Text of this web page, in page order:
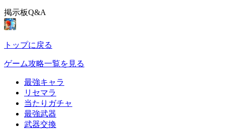
掲示板Q&A
トップに戻る
ゲーム攻略一覧を見る
最強キャラ
リセマラ
当たりガチャ
最強武器
武器交換